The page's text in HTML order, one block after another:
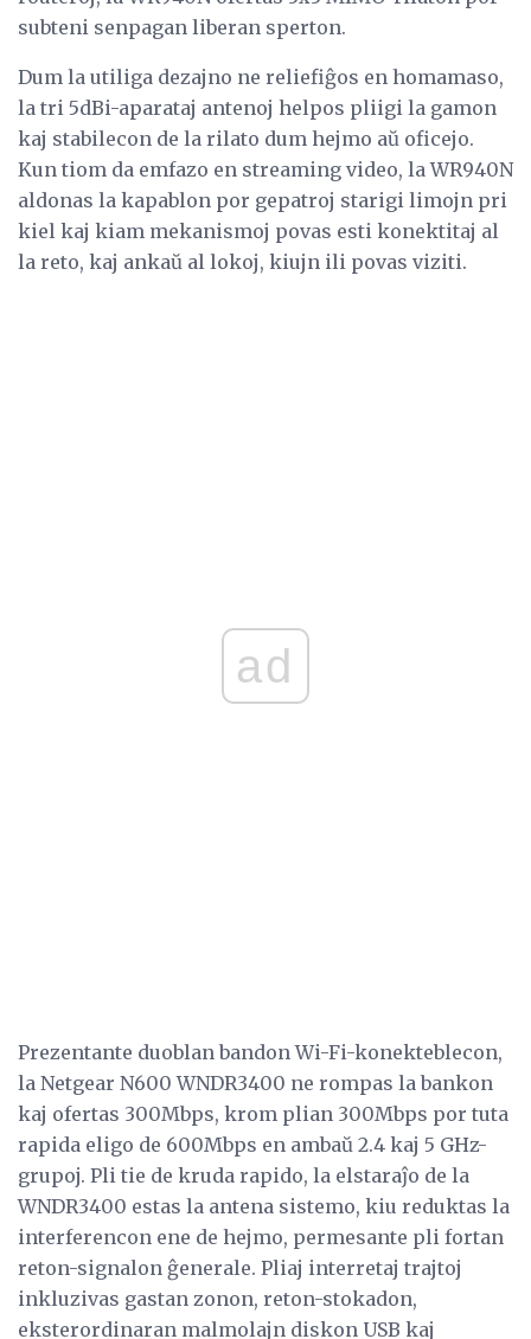
subteni senpagan liberan sperton.
Dum la utiliga dezajno ne reliefiĝos en homamaso,
la tri 5dBi-aparataj antenoj helpos pliigi la gamon
kaj stabilecon de la rilato dum hejmo aŭ oficejo.
Kun tiom da emfazo en streaming video, la WR940N
aldonas la kapablon por gepatroj starigi limojn pri
kiel kaj kiam mekanismoj povas esti konektitaj al
la reto, kaj ankaŭ al lokoj, kiujn ili povas viziti.
ad
Prezentante duoblan bandon Wi-Fi-konekteblecon,
la Netgear N600 WNDR3400 ne rompas la bankon
kaj ofertas 300Mbps, krom plian 300Mbps por tuta
rapida eligo de 600Mbps en ambaŭ 2.4 kaj 5 GHz-
grupoj. Pli tie de kruda rapido, la elstaraĵo de la
WNDR3400 estas la antena sistemo, kiu reduktas la
interferencon ene de hejmo, permesante pli fortan
reton-signalon ĝenerale. Pliaj interretaj trajtoj
inkluzivas gastan zonon, reton-stokadon,
eksterordinaran malmolajn diskon USB kaj